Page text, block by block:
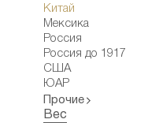
Китай
Мексика
Россия
Россия до 1917
США
ЮАР
Прочие
Вес